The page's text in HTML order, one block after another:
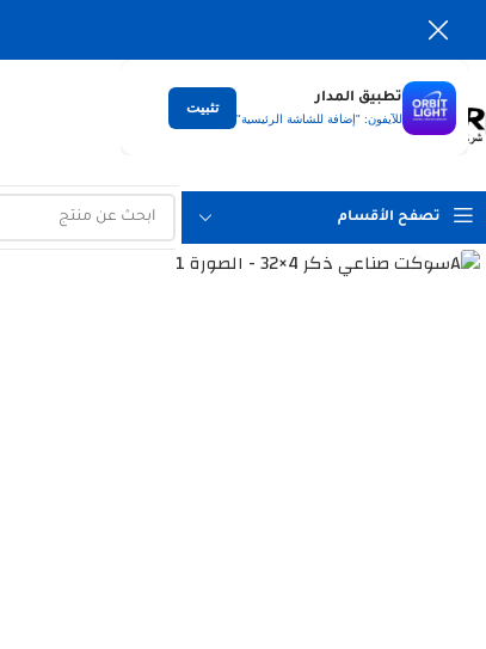
تطبيق المدار
للآيفون: "إضافة للشاشة الرئيسية"
تثبيت التوصيل
لكل العراق
تصفح الأقسام
Click to enlarge